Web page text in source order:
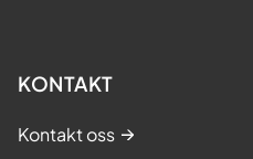
KONTAKT
Kontakt oss